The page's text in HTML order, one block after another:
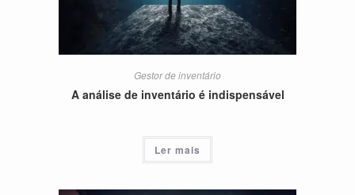
Gestor de inventário
A análise de inventário é indispensável
Ler mais